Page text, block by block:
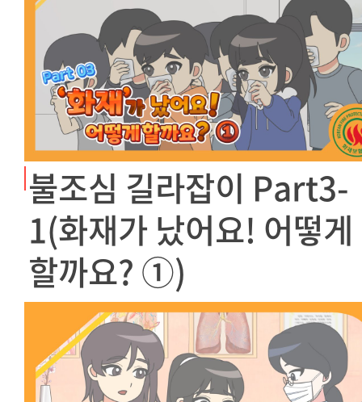
불조심 길라잡이 Part3-
1(화재가 났어요! 어떻게
할까요? ①)